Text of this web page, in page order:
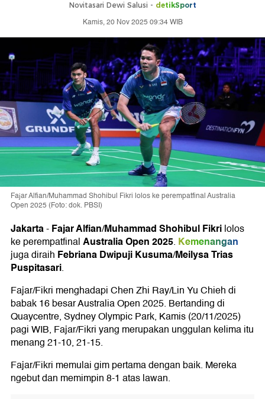
Novitasari Dewi Salusi - detikSport
Kamis, 20 Nov 2025 09:34 WIB
Fajar Alfian/Muhammad Shohibul Fikri lolos ke perempatfinal Australia
Open 2025 (Foto: dok. PBSI)
Jakarta-Fajar Alfian/Muhammad Shohibul Fikrilolos
ke perempatfinalAustralia Open 2025. Kemenangan
juga diraih Febriana Dwipuji Kusuma/Meilysa Trias
Puspitasari.
Fajar/Fikri menghadapi Chen Zhi Ray/Lin Yu Chieh di
babak 16 besar Australia Open 2025. Bertanding di
Quaycentre, Sydney Olympic Park, Kamis (20/11/2025)
pagi WIB, Fajar/Fikri yang merupakan unggulan kelima itu
menang 21-10, 21-15.
Fajar/Fikri memulai gim pertama dengan baik. Mereka
ngebut dan memimpin 8-1 atas lawan.